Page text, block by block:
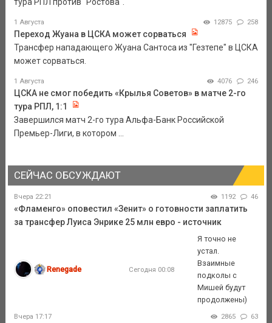
тура РПЛ против "Ростова".
1 Августа 12875 258
Переход Жуана в ЦСКА может сорваться
Трансфер нападающего Жуана Сантоса из "Гезтепе" в ЦСКА
может сорваться.
1 Августа 4076 246
ЦСКА не смог победить «Крылья Советов» в матче 2-го
тура РПЛ, 1:1
Завершился матч 2-го тура Альфа-Банк Российской
Премьер-Лиги, в котором ...
СЕЙЧАС ОБСУЖДАЮТ
Вчера 22:21 1192 46
«Фламенго» оповестил «Зенит» о готовности заплатить
за трансфер Луиса Энрике 25 млн евро - источник
Renegade Сегодня 00:08
Я точно не
устал.
Взаимные
подколы с
Мишей будут
продолжены)
Вчера 17:17 2865 63